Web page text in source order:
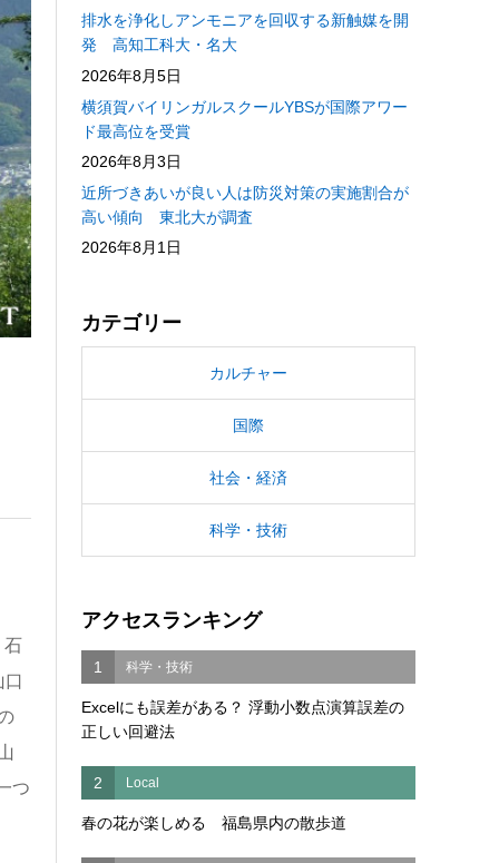
石
口
つ
排水を浄化しアンモニアを回収する新触媒を開
発 高知工科大・名大
2026年8月5日
横須賀バイリンガルスクールYBSが国際アワー
ド最高位を受賞
2026年8月3日
近所づきあいが良い人は防災対策の実施割合が
高い傾向 東北大が調査
2026年8月1日
カテゴリー
カルチャー
国際
社会・経済
科学・技術
アクセスランキング
1 科学・技術
Excelにも誤差がある？ 浮動小数点演算誤差の
正しい回避法
2 Local
春の花が楽しめる 福島県内の散歩道